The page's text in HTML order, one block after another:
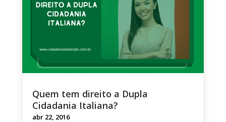
Quem tem direito a Dupla
Cidadania Italiana?
abr 22, 2016